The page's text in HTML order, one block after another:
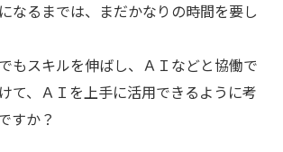
なるまでは、まだかなりの時間を要し
もスキルを伸ばし、ＡＩなどと協働で
て、ＡＩを上手に活用できるように考
すか？